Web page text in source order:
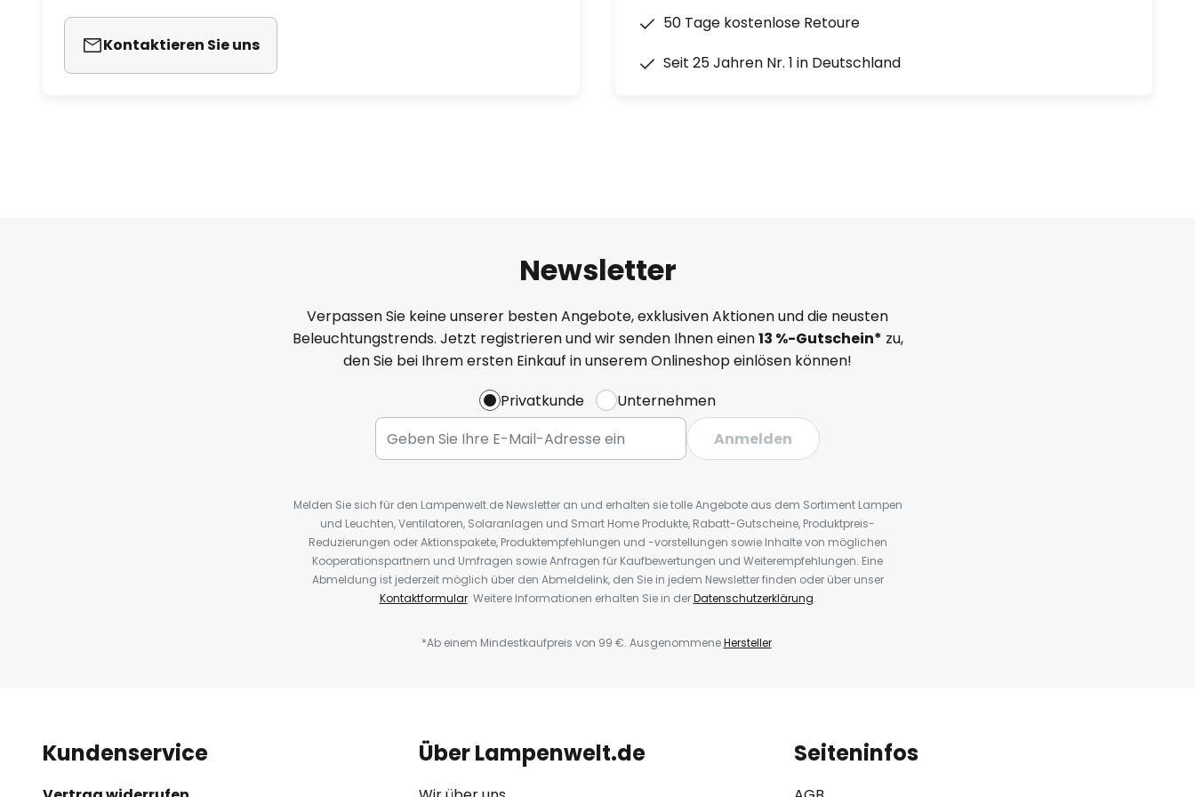
Kontaktieren Sie uns
50 Tage kostenlose Retoure
Seit 25 Jahren Nr. 1 in Deutschland
Newsletter
Verpassen Sie keine unserer besten Angebote, exklusiven Aktionen und die neusten
Beleuchtungstrends. Jetzt registrieren und wir senden Ihnen einen13 %-Gutschein* zu,
den Sie bei Ihrem ersten Einkauf in unserem Onlineshop einlösen können!
Privatkunde
Unternehmen
Anmelden
Melden Sie sich für den Lampenwelt.de Newsletter an und erhalten sie tolle Angebote aus dem Sortiment Lampen
und Leuchten, Ventilatoren, Solaranlagen und Smart Home Produkte, Rabatt-Gutscheine, Produktpreis-
Reduzierungen oder Aktionspakete, Produktempfehlungen und -vorstellungen sowie Inhalte von möglichen
Kooperationspartnern und Umfragen sowie Anfragen für Kaufbewertungen und Weiterempfehlungen. Eine
Abmeldung ist jederzeit möglich über den Abmeldelink, den Sie in jedem Newsletter finden oder über unser
Kontaktformular. Weitere Informationen erhalten Sie in derDatenschutzerklärung.
*Ab einem Mindestkaufpreis von 99 €. AusgenommeneHersteller.
Kundenservice Über Lampenwelt.de Seiteninfos